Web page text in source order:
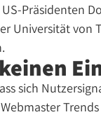
Präsidenten
Universität
sich